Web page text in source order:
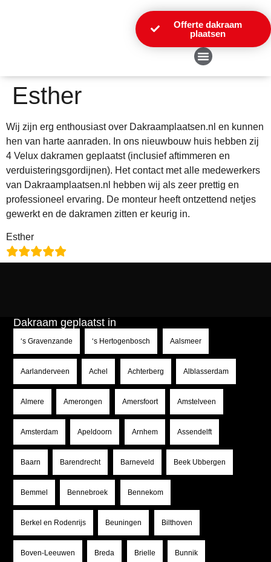
Offerte dakraam
plaatsen
Esther
Wij zijn erg enthousiast over Dakraamplaatsen.nl en kunnen
hen van harte aanraden. In ons nieuwbouw huis hebben zij
4 Velux dakramen geplaatst (inclusief aftimmeren en
verduisteringsgordijnen). Het contact met alle medewerkers
van Dakraamplaatsen.nl hebben wij als zeer prettig en
professioneel ervaring. De monteur heeft ontzettend netjes
gewerkt en de dakramen zitten er keurig in.
Esther
Dakraam geplaatst in
‘s Gravenzande ‘s Hertogenbosch Aalsmeer
Aarlanderveen Achel Achterberg Alblasserdam
Almere Amerongen Amersfoort Amstelveen
Amsterdam Apeldoorn Arnhem Assendelft
Baarn Barendrecht Barneveld Beek Ubbergen
Bemmel Bennebroek Bennekom
Berkel en Rodenrijs Beuningen Bilthoven
Boven-Leeuwen Breda Brielle Bunnik